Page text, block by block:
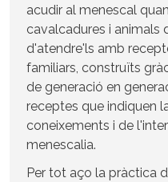
acudir al menescal
cavalcadures i animals
d'atendre'ls amb
familiars, construïts
de generació en
receptes que indiquen
coneixements i de
menescalia.
Per tot aço la pràctica